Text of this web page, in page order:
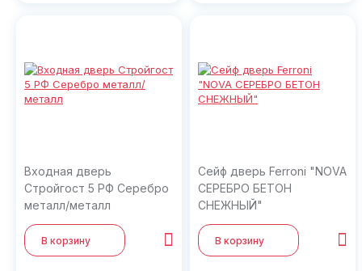
Входная дверь
Стройгост 5 РФ Серебро
металл/металл
В корзину
Сейф дверь Ferroni "NOVA
СЕРЕБРО БЕТОН
СНЕЖНЫЙ"
В корзину